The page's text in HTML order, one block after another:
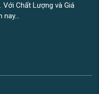
Chất Lượng và Giá